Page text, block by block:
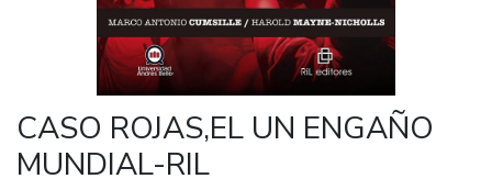
CASO ROJAS,EL UN ENGAÑO
MUNDIAL-RIL